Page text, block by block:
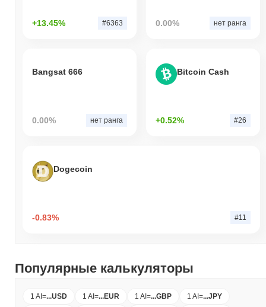
+13.45% #6363 0.00% нет ранга
Bangsat 666
0.00% нет ранга
Bitcoin Cash
+0.52% #26
Dogecoin
-0.83% #11
Популярные калькуляторы
1 AI=...USD 1 AI=...EUR 1 AI=...GBP 1 AI=...JPY